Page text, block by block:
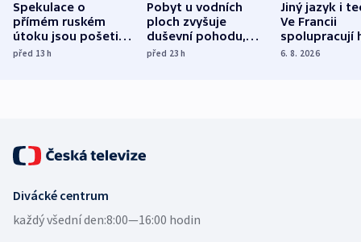
Spekulace o
přímém ruském
útoku jsou pošetilé,
míní estonský
před 13h
Pobyt u vodních
ploch zvyšuje
duševní pohodu,
ukázala
před 23h
Jiný jazyk i
Ve Francii
spolupracují
různých zemí
6. 8. 2026
Divácké centrum
každý všední den:8:00—16:00 hodin